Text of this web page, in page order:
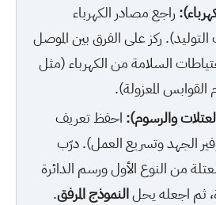
راجع مصادر الكهرباء
ركز على الفرق بين الموصل
السلامة من الكهرباء (مثل
المعزولة).
والرسوم): احفظ تعريف
الجهد وتسريع العمل). درّب
من النوع الأول ورسم الدائرة
ثم اجعله يحلالنموذج المرفق.